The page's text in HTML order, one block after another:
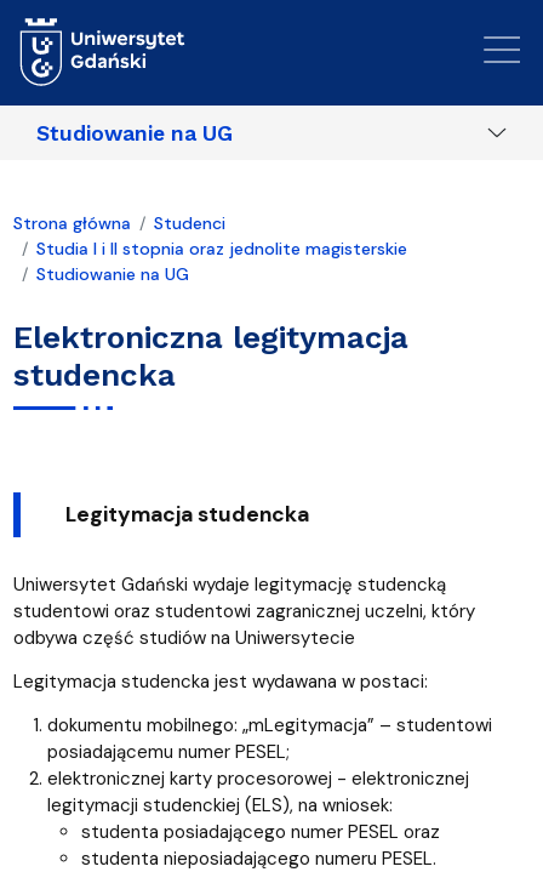
Studiowanie na UG
Strona główna
Studenci
Studia I i II stopnia oraz jednolite magisterskie
Studiowanie na UG
Elektroniczna legitymacja
studencka
Legitymacja studencka
Uniwersytet Gdański wydaje legitymację studencką
studentowi oraz studentowi zagranicznej uczelni, który
odbywa część studiów na Uniwersytecie
Legitymacja studencka jest wydawana w postaci:
dokumentu mobilnego: „mLegitymacja” – studentowi
posiadającemu numer PESEL;
elektronicznej karty procesorowej - elektronicznej
legitymacji studenckiej (ELS), na wniosek:
studenta posiadającego numer PESEL oraz
studenta nieposiadającego numeru PESEL.